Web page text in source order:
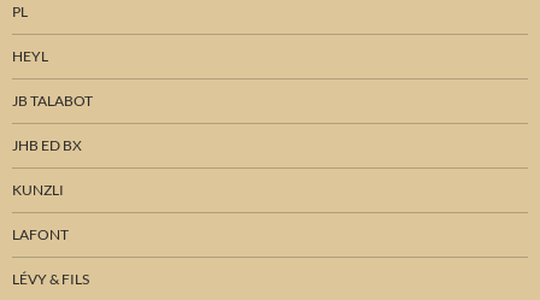
PL
HEYL
JB TALABOT
JHB ED BX
KUNZLI
LAFONT
LÉVY & FILS